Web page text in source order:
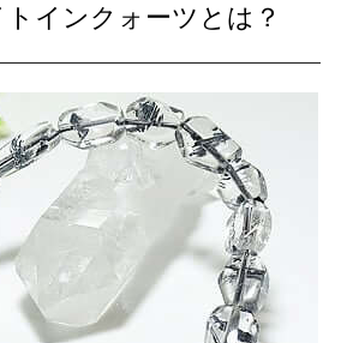
インクォーツとは？